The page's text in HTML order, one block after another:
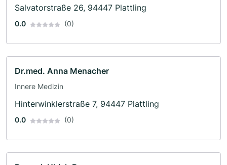
Salvatorstraße 26, 94447 Plattling
0.0 (0)
Dr.med. Anna Menacher
Innere Medizin
Hinterwinklerstraße 7, 94447 Plattling
0.0 (0)